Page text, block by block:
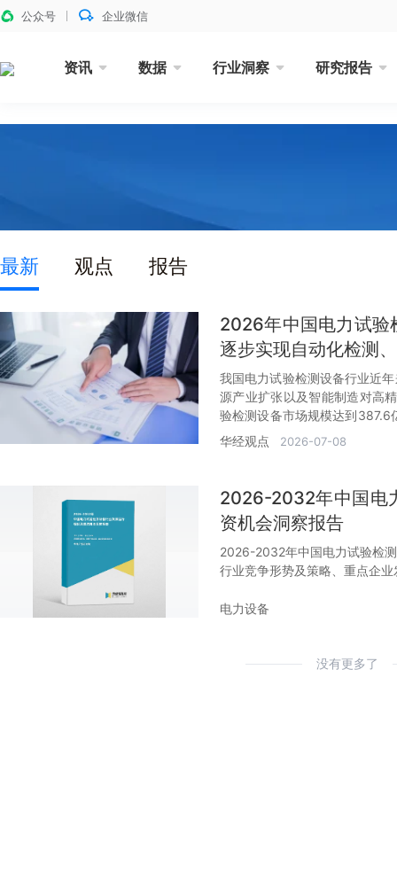
公众号 企业微信
资讯 数据 行业洞察 研究报告
最新 观点 报告
2026年中国电力试验
逐步实现自动化检测
我国电力试验检测设备行业近
源产业扩张以及智能制造对高
验检测设备市场规模达到387.6
政策支持双重驱动下的强劲发展
华经观点 2026-07-08
2026-2032年中国电
资机会洞察报告
2026-2032年中国电力试验检
行业竞争形势及策略、重点企
电力设备
没有更多了